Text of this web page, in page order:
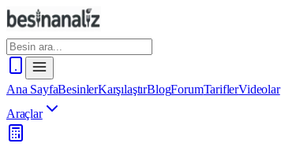
Ana SayfaBesinlerKarşılaştırBlogForumTariflerVideolar
Araçlar